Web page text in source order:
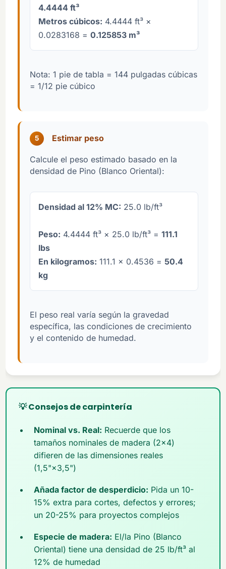
4.4444 ft³
Metros cúbicos: 4.4444 ft³ ×
0.0283168 =0.125853 m³
Nota: 1 pie de tabla = 144 pulgadas cúbicas
= 1/12 pie cúbico
5 Estimar peso
Calcule el peso estimado basado en la
densidad de Pino (Blanco Oriental):
Densidad al 12% MC: 25.0 lb/ft³
Peso: 4.4444 ft³ × 25.0 lb/ft³ =111.1
lbs
En kilogramos: 111.1 × 0.4536 =50.4
kg
El peso real varía según la gravedad
específica, las condiciones de crecimiento
y el contenido de humedad.
💡 Consejos de carpintería
Nominal vs. Real: Recuerde que los
tamaños nominales de madera (2×4)
difieren de las dimensiones reales
(1,5"×3,5")
Añada factor de desperdicio: Pida un 10-
15% extra para cortes, defectos y errores;
un 20-25% para proyectos complejos
Especie de madera: El/la Pino (Blanco
Oriental) tiene una densidad de 25 lb/ft³ al
12% de humedad